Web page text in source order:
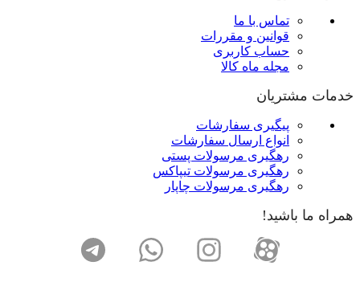
تماس با ما
قوانین و مقررات
حساب کاربری
مجله ماه کالا
خدمات مشتریان
پیگیری سفارشات
انواع ارسال سفارشات
رهگیری مرسولات پستی
رهگیری مرسولات تیپاکس
رهگیری مرسولات چاپار
همراه ما باشید!